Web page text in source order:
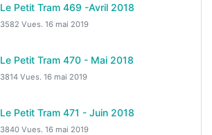
Le Petit Tram 469 -Avril 2018
3582 Vues. 16 mai 2019
Le Petit Tram 470 - Mai 2018
3814 Vues. 16 mai 2019
Le Petit Tram 471 - Juin 2018
3840 Vues. 16 mai 2019